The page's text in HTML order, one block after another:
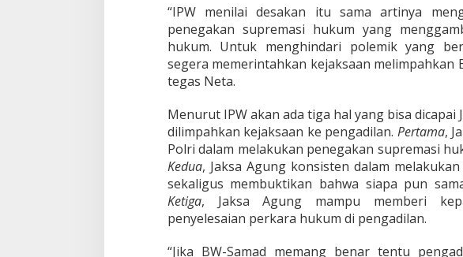
A
S
K
P
e
g
a
i
l
a
n
“IPW menilai desakan itu sama artinya
penegakan supremasi hukum yang
hukum. Untuk menghindari polemik yang
segera memerintahkan kejaksaan melimpahkan
tegas Neta.
Menurut IPW akan ada tiga hal yang bisa dicapai
dilimpahkan kejaksaan ke pengadilan. Pertama,
Polri dalam melakukan penegakan supremasi
Kedua, Jaksa Agung konsisten dalam
sekaligus membuktikan bahwa siapa pun
Ketiga, Jaksa Agung mampu memberi
penyelesaian perkara hukum di pengadilan.
“Jika BW-Samad memang benar tentu